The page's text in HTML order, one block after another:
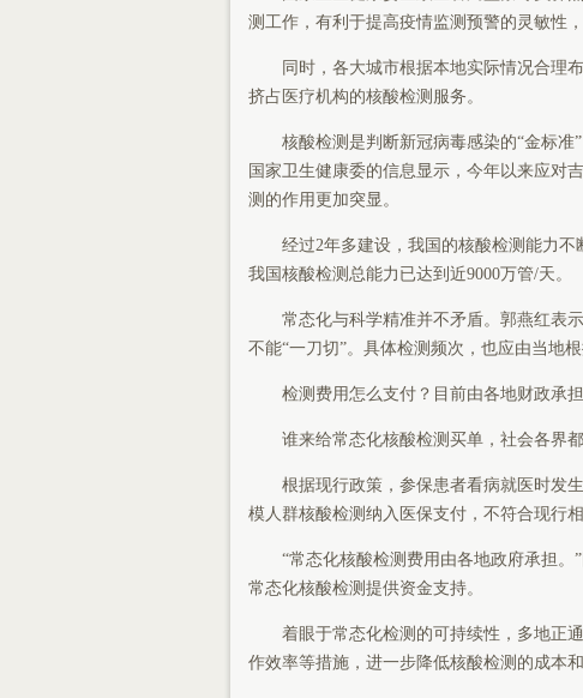
测工作，有利于提高疫情监测预警的灵敏性
同时，各大城市根据本地实际情况合理布
挤占医疗机构的核酸检测服务。
核酸检测是判断新冠病毒感染的“金标准”
国家卫生健康委的信息显示，今年以来应对
测的作用更加突显。
经过2年多建设，我国的核酸检测能力不
我国核酸检测总能力已达到近9000万管/天。
常态化与科学精准并不矛盾。郭燕红表示
不能“一刀切”。具体检测频次，也应由当地
检测费用怎么支付？目前由各地财政承担
谁来给常态化核酸检测买单，社会各界都
根据现行政策，参保患者看病就医时发生
模人群核酸检测纳入医保支付，不符合现行相
“常态化核酸检测费用由各地政府承担。”
常态化核酸检测提供资金支持。
着眼于常态化检测的可持续性，多地正通
作效率等措施，进一步降低核酸检测的成本和